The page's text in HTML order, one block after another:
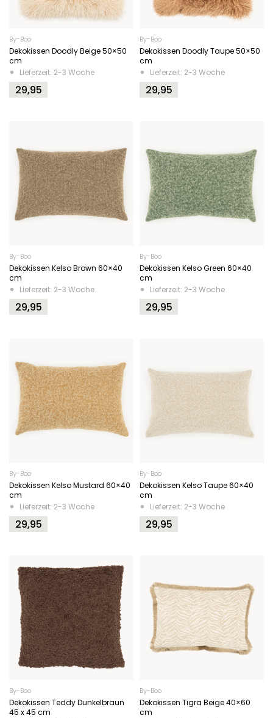
By-Boo
Dekokissen Doodly Beige 50×50
cm
Lieferzeit: 2-3 Woche
29,95
By-Boo
Dekokissen Doodly Taupe 50×50
cm
Lieferzeit: 2-3 Woche
29,95
By-Boo
Dekokissen Kelso Brown 60×40
cm
Lieferzeit: 2-3 Woche
29,95
By-Boo
Dekokissen Kelso Green 60×40
cm
Lieferzeit: 2-3 Woche
29,95
By-Boo
Dekokissen Kelso Mustard 60×40
cm
Lieferzeit: 2-3 Woche
29,95
By-Boo
Dekokissen Kelso Taupe 60×40
cm
Lieferzeit: 2-3 Woche
29,95
By-Boo
Dekokissen Teddy Dunkelbraun
45 x 45 cm
By-Boo
Dekokissen Tigra Beige 40×60
cm